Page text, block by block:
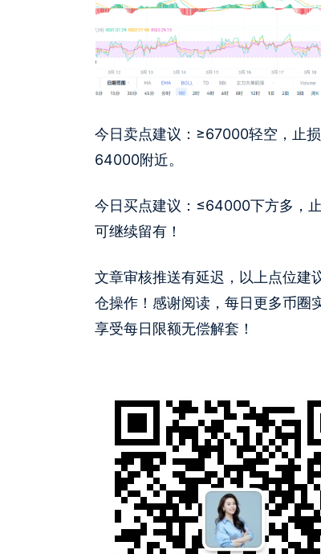
今日卖点建议：≥67000轻空，止
64000附近。
今日买点建议：≤64000下方多，
可继续留有！
文章审核推送有延迟，以上点位建
仓操作！感谢阅读，每日更多币圈
享受每日限额无偿解套！